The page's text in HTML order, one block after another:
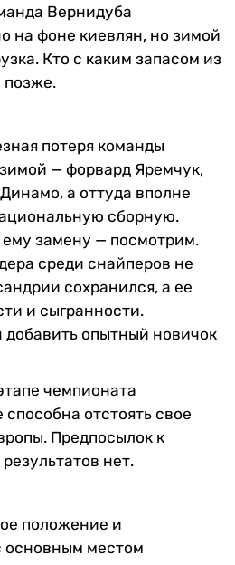
Вернидуба
на фоне киевлян, но зимой
Кто с каким запасом из
позже.
потеря команды
— форвард Яремчук,
а оттуда вполне
сборную.
замену — посмотрим.
среди снайперов не
сохранился, а ее
и сыгранности.
опытный новичок
чемпионата
отстоять свое
Предпосылок к
нет.
положение и
основным местом